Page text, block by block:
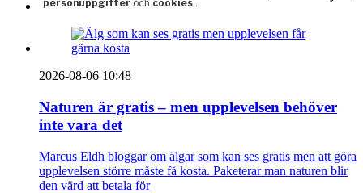
2026-08-06 10:48
Naturen är gratis – men upplevelsen behöver
inte vara det
Marcus Eldh bloggar om älgar som kan ses gratis men att göra
upplevelsen större måste få kosta. Paketerar man naturen blir
den värd att betala för